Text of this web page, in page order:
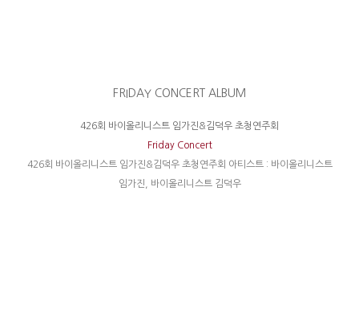
FRIDAY CONCERT ALBUM
426회 바이올리니스트 임가진&김덕우 초청연주회
Friday Concert
426회 바이올리니스트 임가진&김덕우 초청연주회 아티스트 : 바이올리니스트
임가진, 바이올리니스트 김덕우